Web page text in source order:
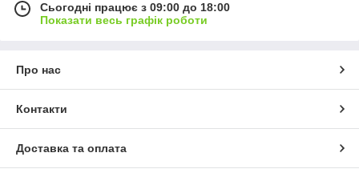
Сьогодні працює з 09:00 до 18:00
Показати весь графік роботи
Про нас
Контакти
Доставка та оплата